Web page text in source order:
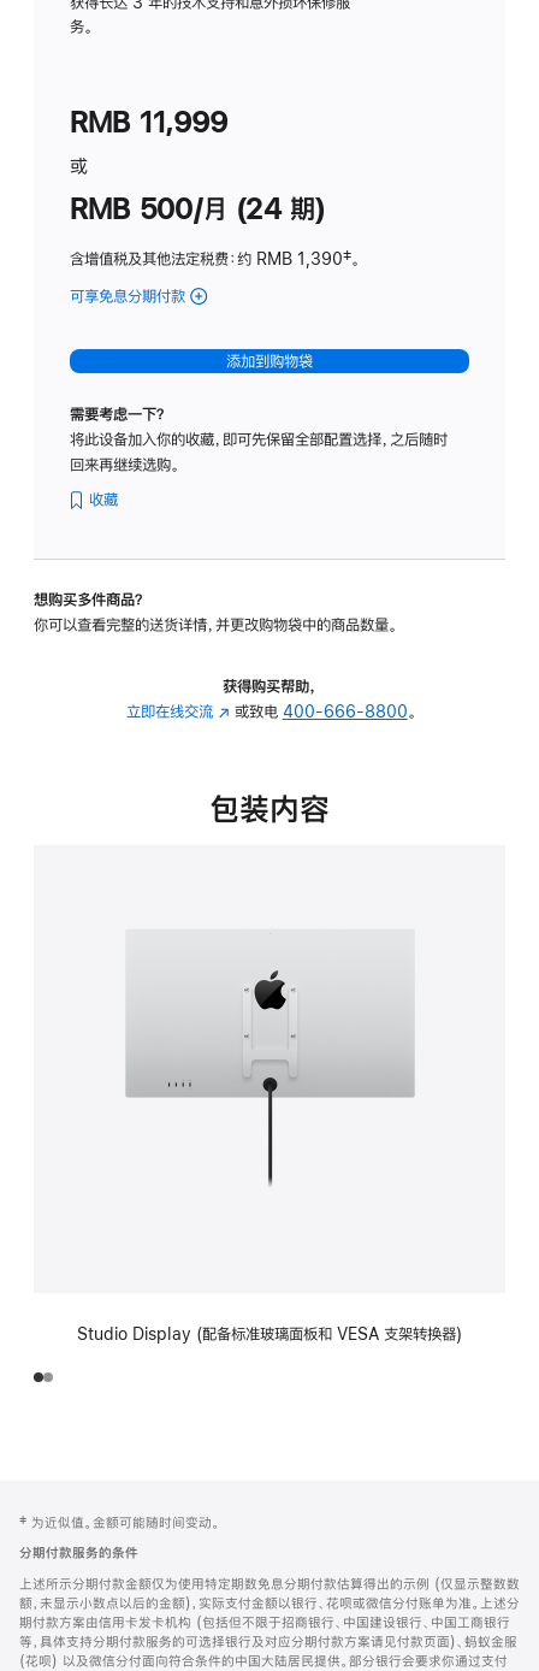
务。
RMB 11,999
或
RMB 500/月 (24 期)
含增值税及其他法定税费：约 RMB 1,390脚
‡。
可享免息分期付款 (Studio
-
标
璃
转
的
添加到购物袋
需要考虑一下？
将此设备加入你的收藏，即可先保留全部配置选择，之后随时
回来再继续选购。
收藏
想购买多件商品？
你可以查看完整的送货详情，并更改购物袋中的商品数量。
获得购买帮助，
立即在线交流 (在
中
或致电 400-666-8800。
包装内容
Studio Display (配备标准玻璃面板和 VESA 支架转换器)
页
页
脚
注
‡ 为近似值。金额可能随时间变动。
分期付款服务的条件
上述所示分期付款金额仅为使用特定期数免息分期付款估算得出的示例 (仅显示整数数
额，未显示小数点以后的金额)，实际支付金额以银行、花呗或微信分付账单为准。上述分
期付款方案由信用卡发卡机构 (包括但不限于招商银行、中国建设银行、中国工商银行
等，具体支持分期付款服务的可选择银行及对应分期付款方案请见付款页面)、蚂蚁金服
(花呗) 以及微信分付面向符合条件的中国大陆居民提供。部分银行会要求你通过支付